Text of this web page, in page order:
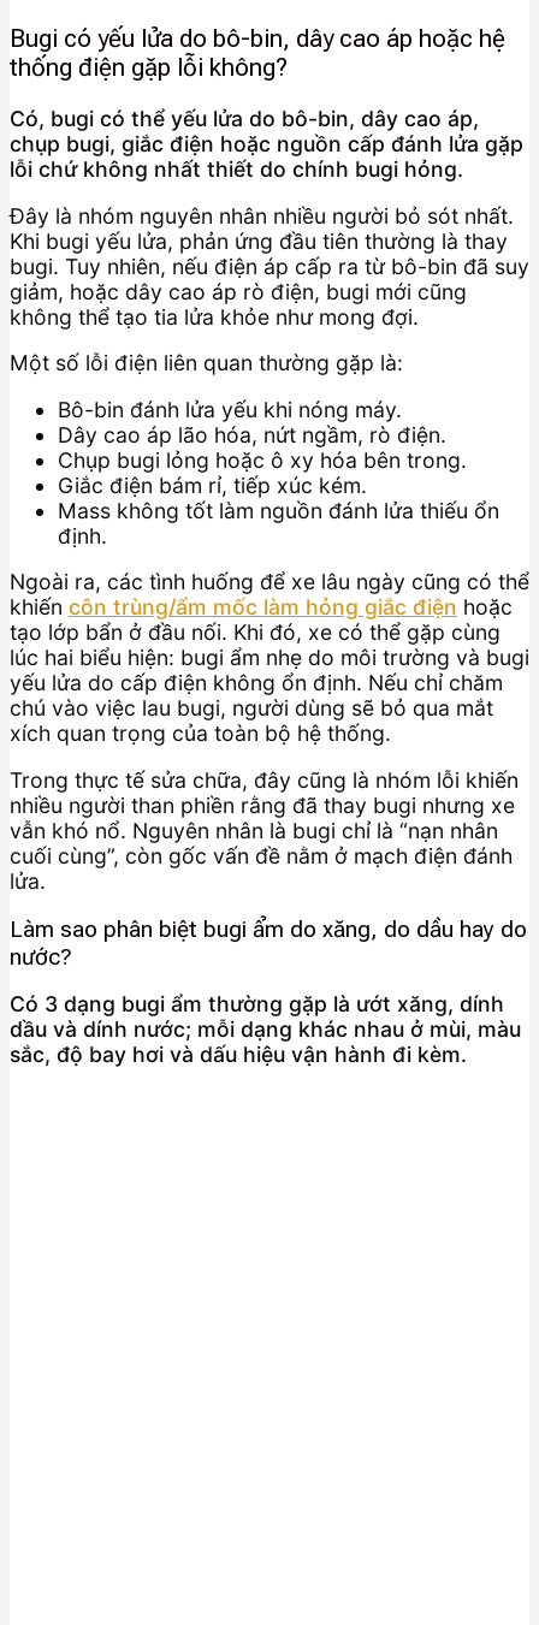
Bugi có yếu lửa do bô-bin, dây cao áp hoặc hệ
thống điện gặp lỗi không?
Có, bugi có thể yếu lửa do bô-bin, dây cao áp,
chụp bugi, giắc điện hoặc nguồn cấp đánh lửa gặp
lỗi chứ không nhất thiết do chính bugi hỏng.
Đây là nhóm nguyên nhân nhiều người bỏ sót nhất.
Khi bugi yếu lửa, phản ứng đầu tiên thường là thay
bugi. Tuy nhiên, nếu điện áp cấp ra từ bô-bin đã suy
giảm, hoặc dây cao áp rò điện, bugi mới cũng
không thể tạo tia lửa khỏe như mong đợi.
Một số lỗi điện liên quan thường gặp là:
Bô-bin đánh lửa yếu khi nóng máy.
Dây cao áp lão hóa, nứt ngầm, rò điện.
Chụp bugi lỏng hoặc ô xy hóa bên trong.
Giắc điện bám rỉ, tiếp xúc kém.
Mass không tốt làm nguồn đánh lửa thiếu ổn
định.
Ngoài ra, các tình huống để xe lâu ngày cũng có thể
khiến côn trùng/ẩm mốc làm hỏng giắc điện hoặc
tạo lớp bẩn ở đầu nối. Khi đó, xe có thể gặp cùng
lúc hai biểu hiện: bugi ẩm nhẹ do môi trường và bugi
yếu lửa do cấp điện không ổn định. Nếu chỉ chăm
chú vào việc lau bugi, người dùng sẽ bỏ qua mắt
xích quan trọng của toàn bộ hệ thống.
Trong thực tế sửa chữa, đây cũng là nhóm lỗi khiến
nhiều người than phiền rằng đã thay bugi nhưng xe
vẫn khó nổ. Nguyên nhân là bugi chỉ là “nạn nhân
cuối cùng”, còn gốc vấn đề nằm ở mạch điện đánh
lửa.
Làm sao phân biệt bugi ẩm do xăng, do dầu hay do
nước?
Có 3 dạng bugi ẩm thường gặp là ướt xăng, dính
dầu và dính nước; mỗi dạng khác nhau ở mùi, màu
sắc, độ bay hơi và dấu hiệu vận hành đi kèm.